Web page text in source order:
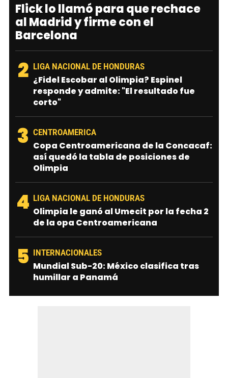
Flick lo llamó para que rechace
al Madrid y firme con el
Barcelona
2 LIGA NACIONAL DE HONDURAS
¿Fidel Escobar al Olimpia? Espinel
responde y admite: "El resultado fue
corto"
3 CENTROAMERICA
Copa Centroamericana de la Concacaf:
así quedó la tabla de posiciones de
Olimpia
4 LIGA NACIONAL DE HONDURAS
Olimpia le ganó al Umecit por la fecha 2
de la opa Centroamericana
5 INTERNACIONALES
Mundial Sub-20: México clasifica tras
humillar a Panamá